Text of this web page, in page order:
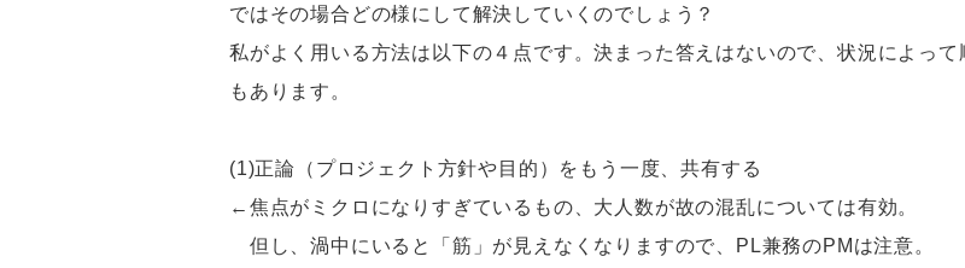
ではその場合どの様にして解決していくのでしょう？
私がよく用いる方法は以下の４点です。決まった答えはないので、状況によっ
もあります。
(1)正論（プロジェクト方針や目的）をもう一度、共有する
←焦点がミクロになりすぎているもの、大人数が故の混乱については有効。
但し、渦中にいると「筋」が見えなくなりますので、PL兼務のPMは注意。